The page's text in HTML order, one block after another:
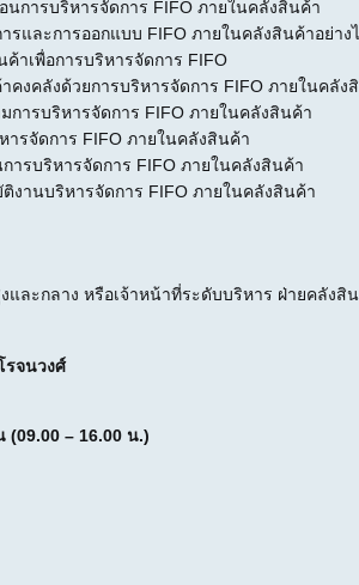
การบริหารจัดการ FIFO ภายในคลังสินค้า
รและการออกแบบ FIFO ภายในคลังสินค้าอย่าง
าเพื่อการบริหารจัดการ FIFO
งคลังด้วยการบริหารจัดการ FIFO ภายในคลัง
ารบริหารจัดการ FIFO ภายในคลังสินค้า
รจัดการ FIFO ภายในคลังสินค้า
ารบริหารจัดการ FIFO ภายในคลังสินค้า
งานบริหารจัดการ FIFO ภายในคลังสินค้า
และกลาง หรือเจ้าหน้าที่ระดับบริหาร ฝ่ายคลัง
รจนวงศ์
(09.00 – 16.00 น.)